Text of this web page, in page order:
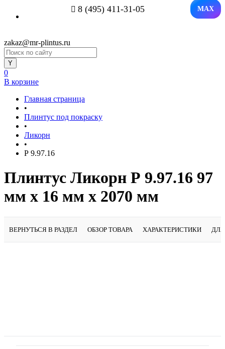
8 (495) 411-31-05 MAX
zakaz@mr-plintus.ru
0
В корзине
Главная страница
•
Плинтус под покраску
•
Ликорн
•
Р 9.97.16
Плинтус Ликорн Р 9.97.16 97
мм х 16 мм х 2070 мм
ВЕРНУТЬСЯ В РАЗДЕЛ ОБЗОР ТОВАРА ХАРАКТЕРИСТИКИ